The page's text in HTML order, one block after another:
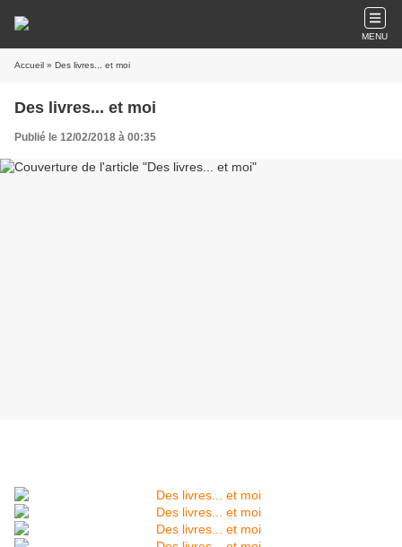
MENU
Accueil » Des livres... et moi
Des livres... et moi
Publié le 12/02/2018 à 00:35